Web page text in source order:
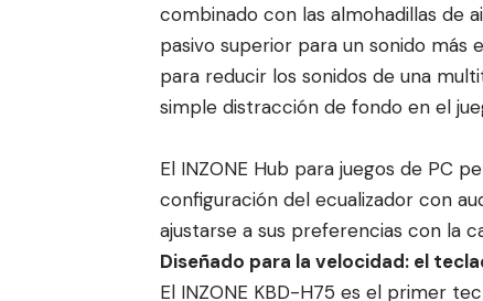
combinado con las almohadillas de
pasivo superior para un sonido más
para reducir los sonidos de una
simple distracción de fondo en el
El INZONE Hub para juegos de PC
configuración del ecualizador con
ajustarse a sus preferencias con la
Diseñado para la velocidad: el
El INZONE KBD-H75 es el primer